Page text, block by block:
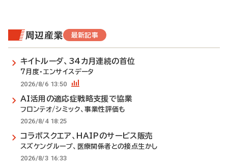
周辺産業 最新記事
キイトルーダ、34カ月連続の首位
7月度・エンサイスデータ
2026/8/6 13:50
AI活用の適応症戦略支援で協業
フロンテオ/シミック、事業性評価も
2026/8/4 18:25
コラボスクエア、HAIPのサービス販売
スズケングループ、医療関係者との接点生かし
2026/8/3 16:33